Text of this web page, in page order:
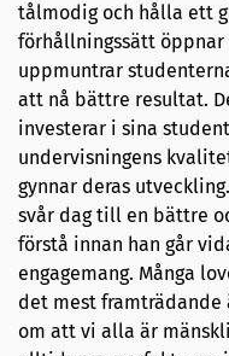
tålmodig och hålla ett
förhållningssätt
uppmuntrar
att nå bättre resultat.
investerar i sina
undervisningens
gynnar deras
svår dag till en bättre
förstå innan han går
engagemang. Många
det mest framträdande
om att vi alla är